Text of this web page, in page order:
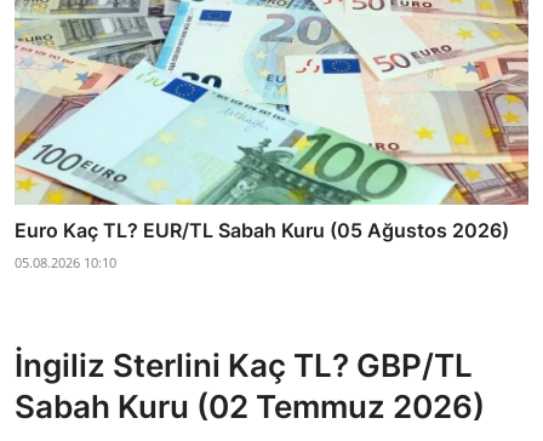
Euro Kaç TL? EUR/TL Sabah Kuru (05 Ağustos 2026)
05.08.2026 10:10
İngiliz Sterlini Kaç TL? GBP/TL
Sabah Kuru (02 Temmuz 2026)